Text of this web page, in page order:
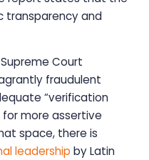
transparency and
Court
fraudulent
“verification
more assertive
space, there is
leadership by Latin